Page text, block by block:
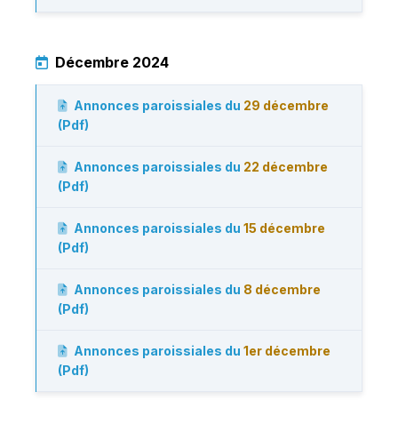
Décembre 2024
Annonces paroissiales du 29 décembre
(Pdf)
Annonces paroissiales du 22 décembre
(Pdf)
Annonces paroissiales du 15 décembre
(Pdf)
Annonces paroissiales du 8 décembre
(Pdf)
Annonces paroissiales du 1er décembre
(Pdf)